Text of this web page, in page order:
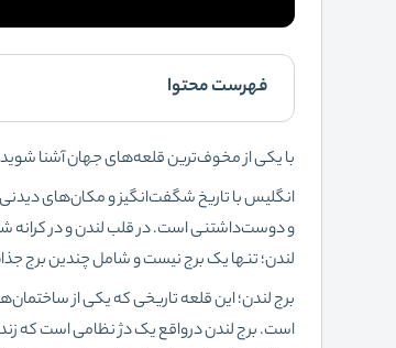
فهرست محتوا
با یکی از مخوف‌ترین قلعه‌های جهان آشنا شوید
انگلیس با تاریخ شگفت‌انگیز و مکان‌های
و دوست‌داشتنی است. در قلب لندن و در کرانه
لندن؛ تنها یک برج نیست و شامل چندین برج جذاب و مختلف است که تنها
برج لندن؛ این قلعه تاریخی که یکی از
است. برج لندن درواقع یک دژ نظامی است که